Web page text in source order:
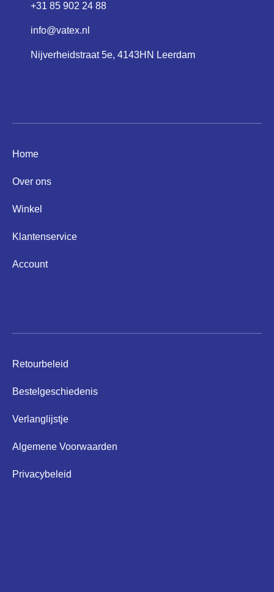
+31 85 902 24 88
info@vatex.nl
Nijverheidstraat 5e, 4143HN Leerdam
Home
Over ons
Winkel
Klantenservice
Account
Retourbeleid
Bestelgeschiedenis
Verlanglijstje
Algemene Voorwaarden
Privacybeleid